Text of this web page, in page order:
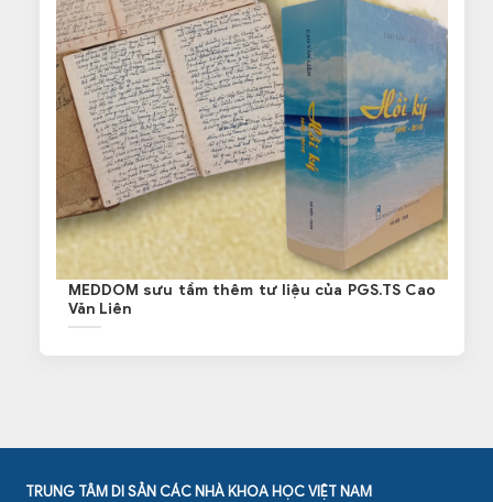
MEDDOM sưu tầm thêm tư liệu của PGS.TS Cao
Văn Liên
TRUNG TÂM DI SẢN CÁC NHÀ KHOA HỌC VIỆT NAM